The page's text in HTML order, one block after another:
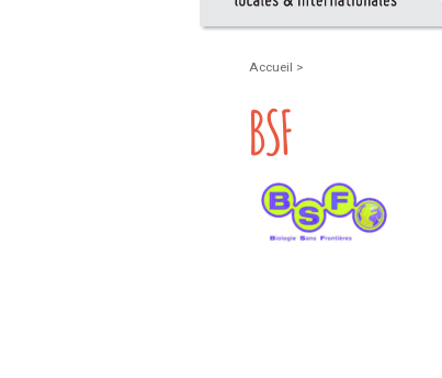
Accueil >
BSF